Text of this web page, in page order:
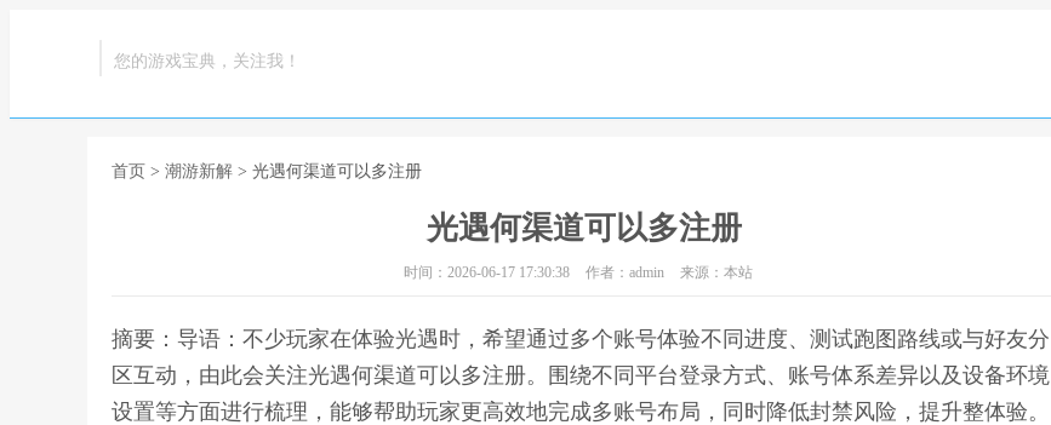
您的游戏宝典，关注我！
首页 > 潮游新解 > 光遇何渠道可以多注册
光遇何渠道可以多注册
时间：2026-06-17 17:30:38 作者：admin 来源：本站
摘要：导语：不少玩家在体验光遇时，希望通过多个账号体验不同进度、测试跑图路线或与好友分
区互动，由此会关注光遇何渠道可以多注册。围绕不同平台登录方式、账号体系差异以及设备环境
设置等方面进行梳理，能够帮助玩家更高效地完成多账号布局，同时降低封禁风险，提升整体验。